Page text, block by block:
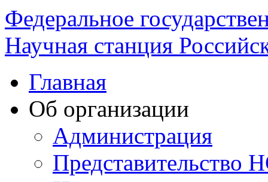
Федеральное
Научная станция
Главная
Об организации
Администрация